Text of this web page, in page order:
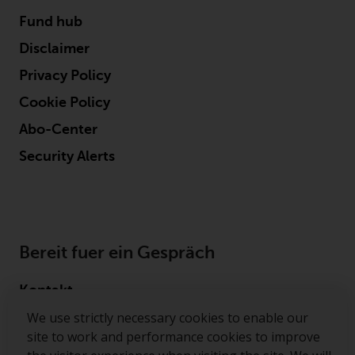
We use strictly necessary cookies to enable our
site to work and performance cookies to improve
überdurchschnittliches Risiko und
Derivative Instrumente können
mit einem hohen Risiko
Arten von Fonds oder Anlagen
weisen unterschiedliche
Risikograde auf.
Die auf dieser Website
enthaltenen Informationen
Verfügung gestellt, können ohne
Vorankündigung geändert
Fund hub
Disclaimer
Privacy Policy
Cookie Policy
Abo-Center
Security Alerts
Bereit fuer ein Gespräch
Kontakt
Folgen Sie uns